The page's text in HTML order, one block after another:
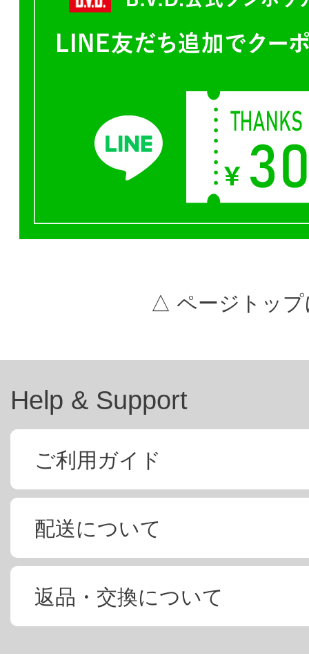
△ ページトップ
Help & Support
ご利用ガイド
配送について
返品・交換について